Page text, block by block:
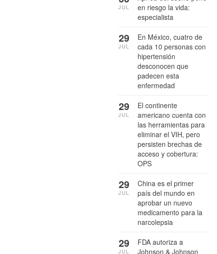
en riesgo la vida:
especialista
JUL
En México, cuatro de
cada 10 personas con
hipertensión
desconocen que
padecen esta
enfermedad
29
JUL
El continente
americano cuenta con
las herramientas para
eliminar el VIH, pero
persisten brechas de
acceso y cobertura:
OPS
29
JUL
China es el primer
país del mundo en
aprobar un nuevo
medicamento para la
narcolepsia
29
JUL
FDA autoriza a
Johnson & Johnson
29
JUL